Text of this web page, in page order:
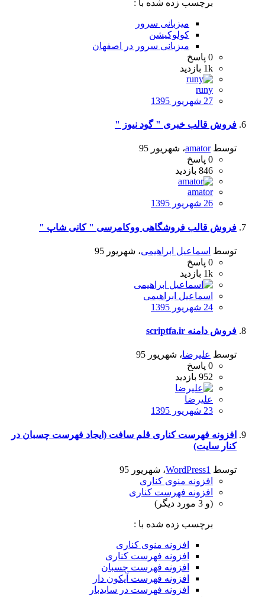
برچسب زده شده با :
میزبانی سرور
کولوکیشن
میزبانی سرور در اصفهان
0 پاسخ
1k بازدید
runy
27 شهریور 1395
فروش قالب خبری " گود نیوز "
توسطamator، شهریور 95
0 پاسخ
846 بازدید
amator
26 شهریور 1395
فروش قالب فروشگاهی ووکامرسی " کانی شاپ "
توسط اسماعیل ابراهیمی، شهریور 95
0 پاسخ
1k بازدید
اسماعیل ابراهیمی
24 شهریور 1395
فروش دامنه scriptfa.ir
توسط علیرضا، شهریور 95
0 پاسخ
952 بازدید
علیرضا
23 شهریور 1395
افزونه فهرست کناری قلم سافت (ایجاد فهرست چسبان در
کنار سایت)
توسط WordPress1، شهریور 95
افزونه منوی کناری
افزونه فهرست کناری
(و 3 مورد دیگر)
برچسب زده شده با :
افزونه منوی کناری
افزونه فهرست کناری
افزونه فهرست چسبان
افزونه فهرست آیکون دار
افزونه فهرست در سایدبار